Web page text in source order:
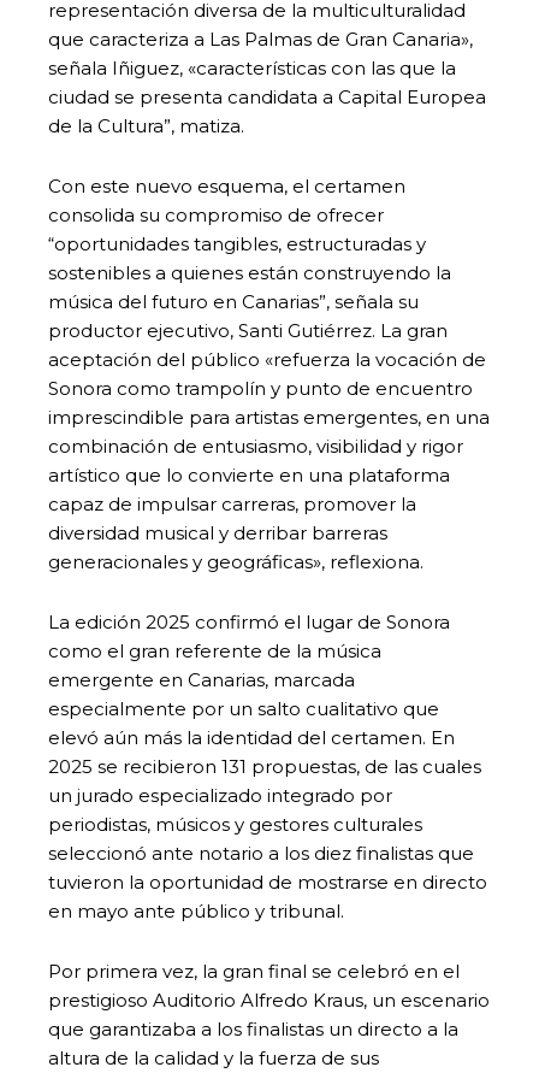
representación diversa de la multiculturalidad
que caracteriza a Las Palmas de Gran Canaria»,
señala Iñiguez, «características con las que la
ciudad se presenta candidata a Capital Europea
de la Cultura”, matiza.
Con este nuevo esquema, el certamen
consolida su compromiso de ofrecer
“oportunidades tangibles, estructuradas y
sostenibles a quienes están construyendo la
música del futuro en Canarias”, señala su
productor ejecutivo, Santi Gutiérrez. La gran
aceptación del público «refuerza la vocación de
Sonora como trampolín y punto de encuentro
imprescindible para artistas emergentes, en una
combinación de entusiasmo, visibilidad y rigor
artístico que lo convierte en una plataforma
capaz de impulsar carreras, promover la
diversidad musical y derribar barreras
generacionales y geográficas», reflexiona.
La edición 2025 confirmó el lugar de Sonora
como el gran referente de la música
emergente en Canarias, marcada
especialmente por un salto cualitativo que
elevó aún más la identidad del certamen. En
2025 se recibieron 131 propuestas, de las cuales
un jurado especializado integrado por
periodistas, músicos y gestores culturales
seleccionó ante notario a los diez finalistas que
tuvieron la oportunidad de mostrarse en directo
en mayo ante público y tribunal.
Por primera vez, la gran final se celebró en el
prestigioso Auditorio Alfredo Kraus, un escenario
que garantizaba a los finalistas un directo a la
altura de la calidad y la fuerza de sus